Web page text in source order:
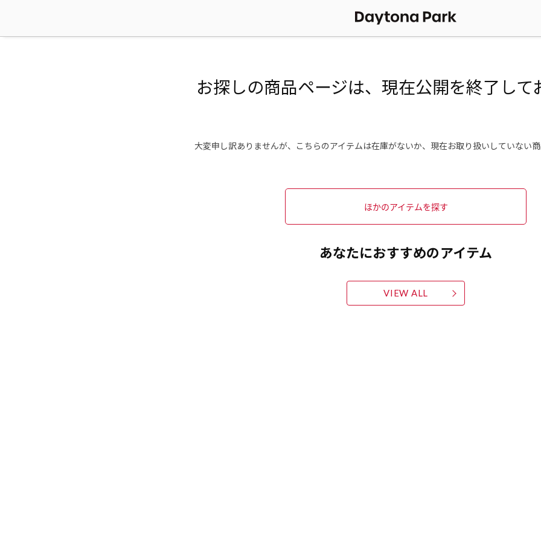
お探しの商品ページは、現在公開を終了して
大変申し訳ありませんが、こちらのアイテムは在庫がないか、現在お取り扱いしていない商
ほかのアイテムを探す
あなたにおすすめのアイテム
VIEW ALL